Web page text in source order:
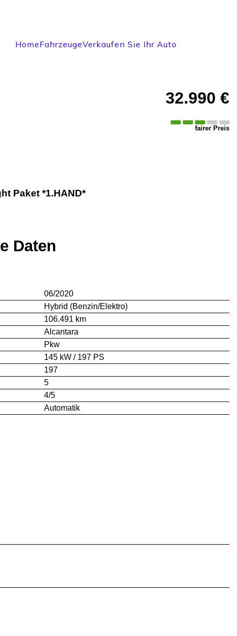
HomeFahrzeugeVerkaufen Sie Ihr Auto
32.990 €
fairer Preis
Paket *1.HAND*
Daten
06/2020
Hybrid (Benzin/Elektro)
106.491 km
Alcantara
Pkw
145 kW / 197 PS
197
5
4/5
Automatik